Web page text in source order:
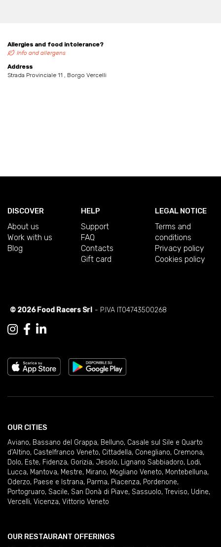
Allergies and food intolerance?
Info and allergens
Address
Strada Provinciale 11 , Borgo Vercelli
DISCOVER
About us
Work with us
Blog
HELP
Support
FAQ
Contacts
Gift card
LEGAL NOTICE
Terms and
conditions
Privacy policy
Cookies policy
© 2026 Food Racers Srl - P.IVA IT04743500268
OUR CITIES
Aviano, Bassano del Grappa, Belluno, Casale sul Sile e Quarto
d'Altino, Castelfranco Veneto, Cittadella, Conegliano, Cremona,
Dolo, Este, Fidenza, Gorizia, Jesolo, Lignano Sabbiadoro, Lodi,
Lucca, Mantova, Mestre, Mirano, Mogliano Veneto, Montebelluna,
Oderzo, Paese e Istrana, Parma, Piacenza, Pordenone,
Portogruaro, Sacile, San Donà di Piave, Sassuolo, Treviso, Udine,
Vercelli, Vicenza, Vittorio Veneto
OUR RESTAURANT OFFERINGS